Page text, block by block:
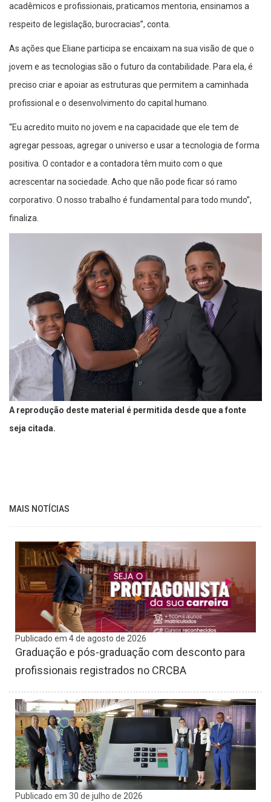
acadêmicos e profissionais, praticamos mentoria, ensinamos a
respeito de legislação, burocracias”, conta.
As ações que Eliane participa se encaixam na sua visão de que o
jovem e as tecnologias são o futuro da contabilidade. Para ela, é
preciso criar e apoiar as estruturas que permitem a caminhada
profissional e o desenvolvimento do capital humano.
“Eu acredito muito no jovem e na capacidade que ele tem de
agregar pessoas, agregar o universo e usar a tecnologia de forma
positiva. O contador e a contadora têm muito com o que
acrescentar na sociedade. Acho que não pode ficar só ramo
corporativo. O nosso trabalho é fundamental para todo mundo”,
finaliza.
A reprodução deste material é permitida desde que a fonte
seja citada.
MAIS NOTÍCIAS
Publicado em 4 de agosto de 2026
Graduação e pós-graduação com desconto para
profissionais registrados no CRCBA
Publicado em 30 de julho de 2026